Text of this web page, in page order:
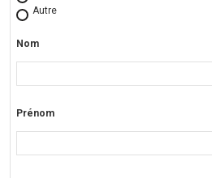
Autre
Nom
Prénom